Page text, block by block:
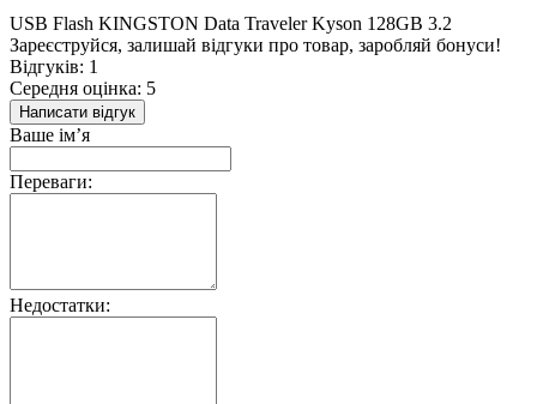
USB Flash KINGSTON Data Traveler Kyson 128GB 3.2
Зареєструйся, залишай відгуки про товар, заробляй бонуси!
Відгуків: 1
Середня оцінка: 5
Написати відгук
Ваше ім’я
Переваги:
Недостатки: